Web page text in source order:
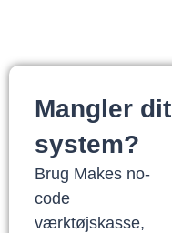
Mangler dit
system?
Brug Makes no-
code
værktøjskasse,